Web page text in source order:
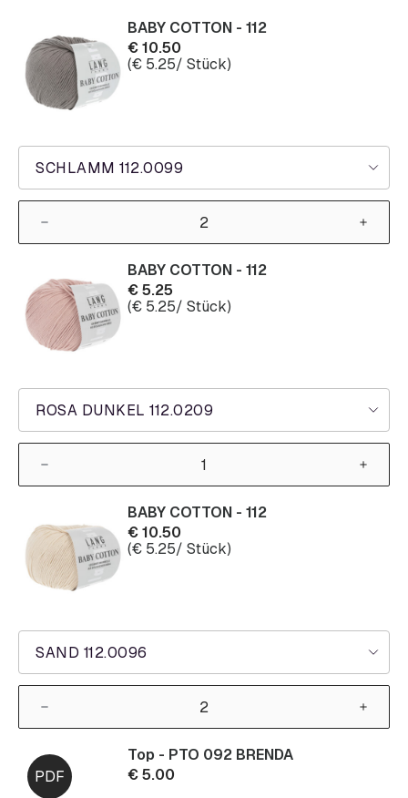
SCHLAMM 112.0099
BABY COTTON - 112
€10.50
(€ 5.25/ Stück)
ROSA DUNKEL 112.0209
BABY COTTON - 112
€5.25
(€ 5.25/ Stück)
SAND 112.0096
BABY COTTON - 112
€10.50
(€ 5.25/ Stück)
Top - PTO 092 BRENDA
€5.00